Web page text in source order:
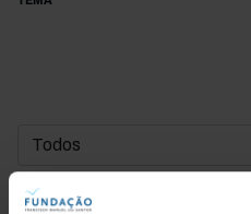
DATA DE INÍCIO